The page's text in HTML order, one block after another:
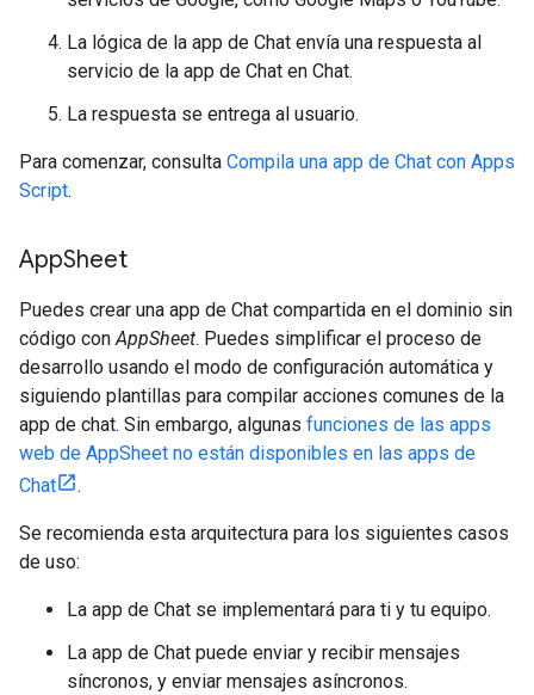
La lógica de la app de Chat envía una respuesta al
servicio de la app de Chat en Chat.
La respuesta se entrega al usuario.
Para comenzar, consulta Compila una app de Chat con Apps
Script.
AppSheet
Puedes crear una app de Chat compartida en el dominio sin
código conAppSheet. Puedes simplificar el proceso de
desarrollo usando el modo de configuración automática y
siguiendo plantillas para compilar acciones comunes de la
app de chat. Sin embargo, algunas funciones de las apps
web de AppSheet no están disponibles en las apps de
Chat
.
Se recomienda esta arquitectura para los siguientes casos
de uso:
La app de Chat se implementará para ti y tu equipo.
La app de Chat puede enviar y recibir mensajes
síncronos, y enviar mensajes asíncronos.